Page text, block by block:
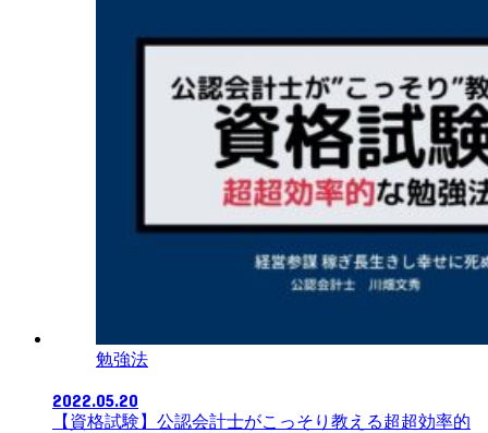
勉強法
2022.05.20
【資格試験】公認会計士がこっそり教える超超効率的